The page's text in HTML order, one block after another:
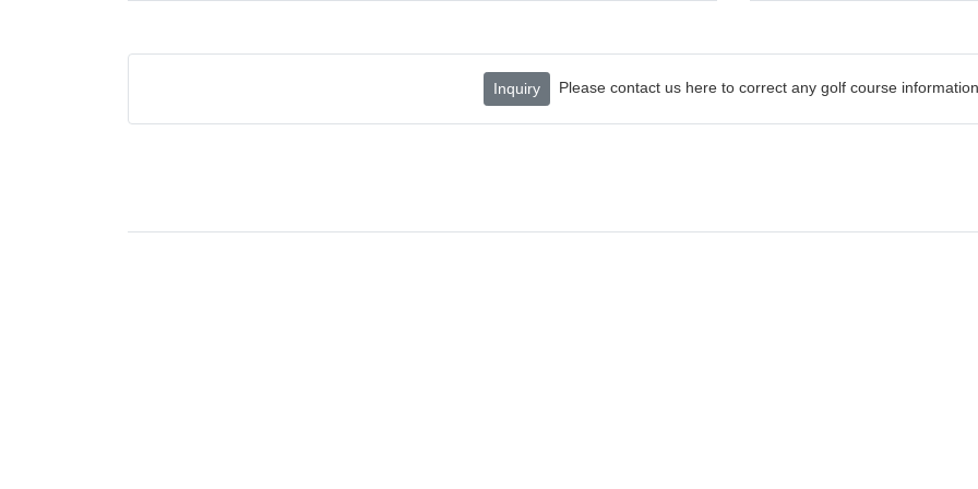
Inquiry Please contact us here to correct any golf course